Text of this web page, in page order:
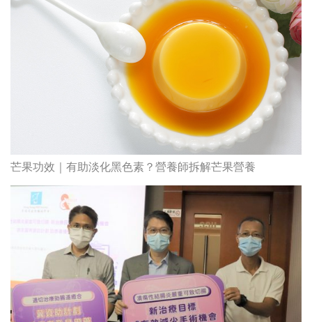
芒果功效｜有助淡化黑色素？營養師拆解芒果營養